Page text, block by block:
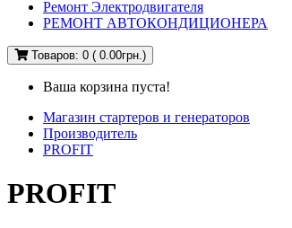
Ремонт Электродвигателя
РЕМОНТ АВТОКОНДИЦИОНЕРА
Товаров: 0 ( 0.00грн.)
Ваша корзина пуста!
Магазин стартеров и генераторов
Производитель
PROFIT
PROFIT